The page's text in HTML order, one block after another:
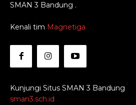
SMAN 3 Bandung .
Kenali tim Magnetiga
Kunjungi Situs SMAN 3 Bandung
sman3.sch.id